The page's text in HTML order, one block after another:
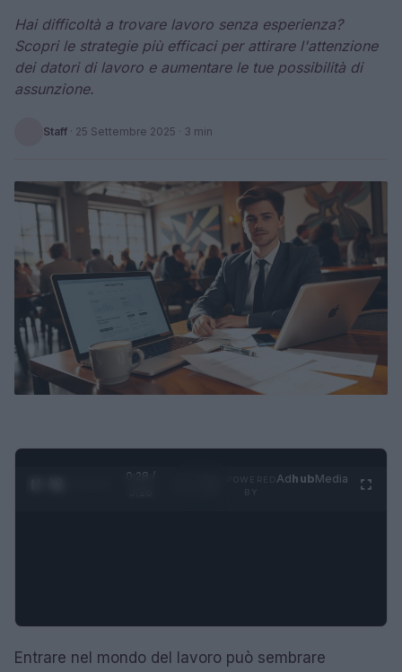
Hai difficoltà a trovare lavoro senza esperienza?
Scopri le strategie più efficaci per attirare l'attenzione
dei datori di lavoro e aumentare le tue possibilità di
assunzione.
Staff · 25 Settembre 2025 · 3 min
0:29 /
AdhubMedia
Entrare nel mondo del lavoro può sembrare